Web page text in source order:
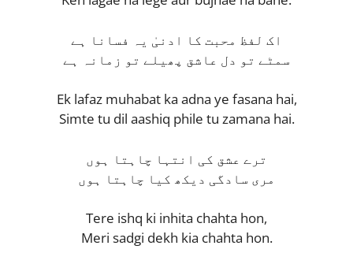
اک لفظ محبت کا ادنیٰ یہ فسانا ہے
سمٹے تو دل عاشق پھیلے تو زمانہ ہے
Ek lafaz muhabat ka adna ye fasana hai,
Simte tu dil aashiq phile tu zamana hai.
ترے عشق کی انتہا چاہتا ہوں
مری سادگی دیکھ کیا چاہتا ہوں
Tere ishq ki inhita chahta hon,
Meri sadgi dekh kia chahta hon.